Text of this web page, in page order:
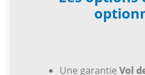
Une garantie Vol